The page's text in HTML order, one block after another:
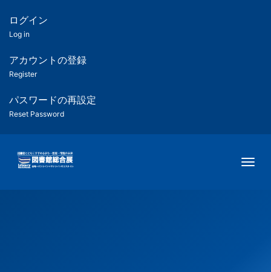
ツ
匿
名
ユ
ー
ー
用
メ
ログイン
Log in
アカウントの登録
Register
パスワードの再設定
Reset Password